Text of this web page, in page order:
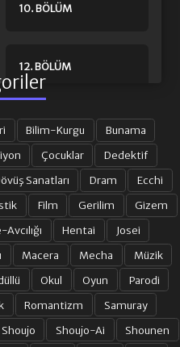
10. BÖLÜM
12. BÖLÜM
Bilim-Kurgu
Bunama
Çocuklar
Dedektif
Sanatları Dram
Ecchi
Film Gerilim
Gizem
Hentai
Josei
Macera Mecha
Müzik
Okul Oyun
Parodi
Romantizm
Samuray
Shoujo Shoujo-Ai
Shounen